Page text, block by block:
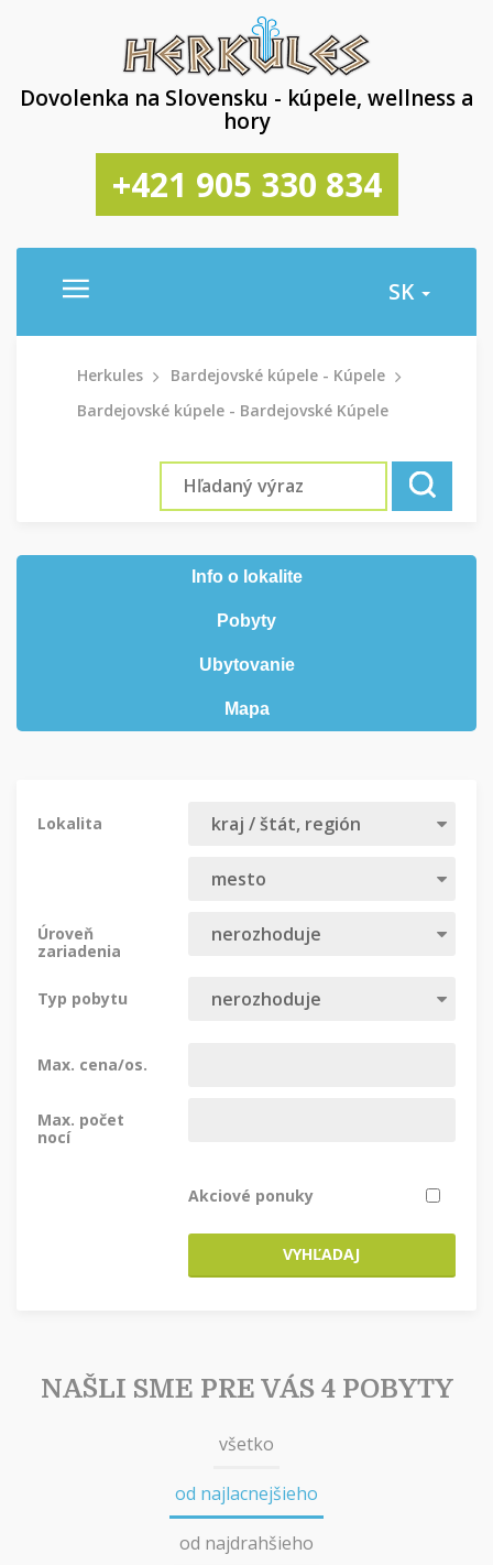
Dovolenka na Slovensku - kúpele, wellness a
hory
+421 905 330 834
SK
Herkules
Bardejovské kúpele - Kúpele
Bardejovské kúpele - Bardejovské Kúpele
Info o lokalite
Pobyty
Ubytovanie
Mapa
Lokalita
Úroveň
zariadenia
Typ pobytu
Max. cena/os.
Max. počet
nocí
Akciové ponuky
VYHĽADAJ
NAŠLI SME PRE VÁS 4 POBYTY
všetko
od najlacnejšieho
od najdrahšieho